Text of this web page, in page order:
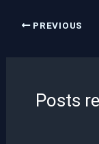
PREVIOUS
Posts